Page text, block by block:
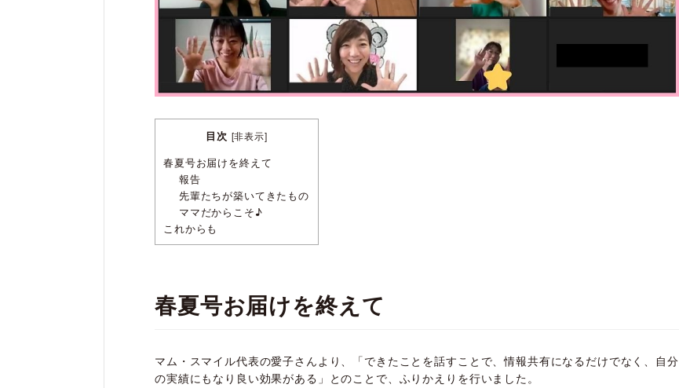
目次 [非表示]
春夏号お届けを終えて
報告
先輩たちが築いてきたもの
ママだからこそ♪
これからも
春夏号お届けを終えて
マム・スマイル代表の愛子さんより、「できたことを話すことで、情報共有になるだけでなく、自分
の実績にもなり良い効果がある」とのことで、ふりかえりを行いました。